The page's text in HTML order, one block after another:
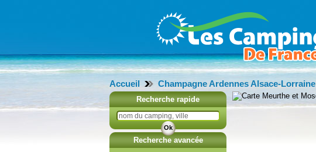
Accueil Champagne Ardennes Alsace-Lorraine
Recherche rapide
Recherche avancée